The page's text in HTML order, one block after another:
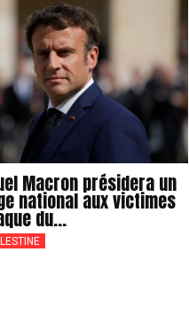
Macron présidera un
national aux victimes
du...